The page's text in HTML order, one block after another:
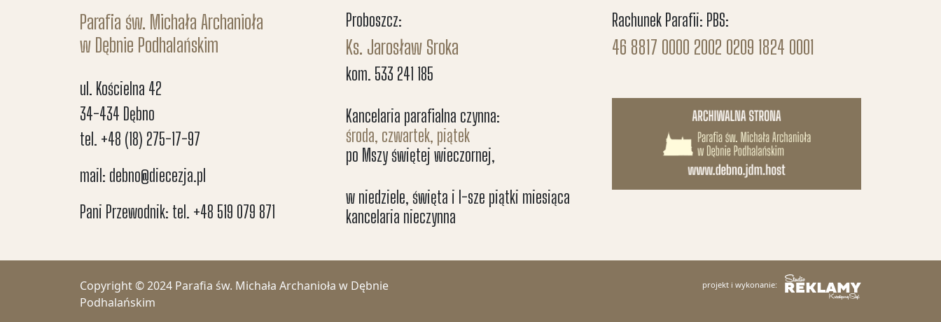
Parafia św. Michała Archanioła
w Dębnie Podhalańskim
ul. Kościelna 42
34-434 Dębno
tel. +48 (18) 275-17-97
mail: debno@diecezja.pl
Pani Przewodnik: tel. +48 519 079 871
Proboszcz:
Ks. Jarosław Sroka
kom. 533 241 185
Kancelaria parafialna czynna:
środa, czwartek, piątek
po Mszy świętej wieczornej,
w niedziele, święta i I-sze piątki miesiąca
kancelaria nieczynna
Rachunek Parafii: PBS:
46 8817 0000 2002 0209 1824 0001
Copyright © 2024 Parafia św. Michała Archanioła w Dębnie
Podhalańskim
projekt i wykonanie: